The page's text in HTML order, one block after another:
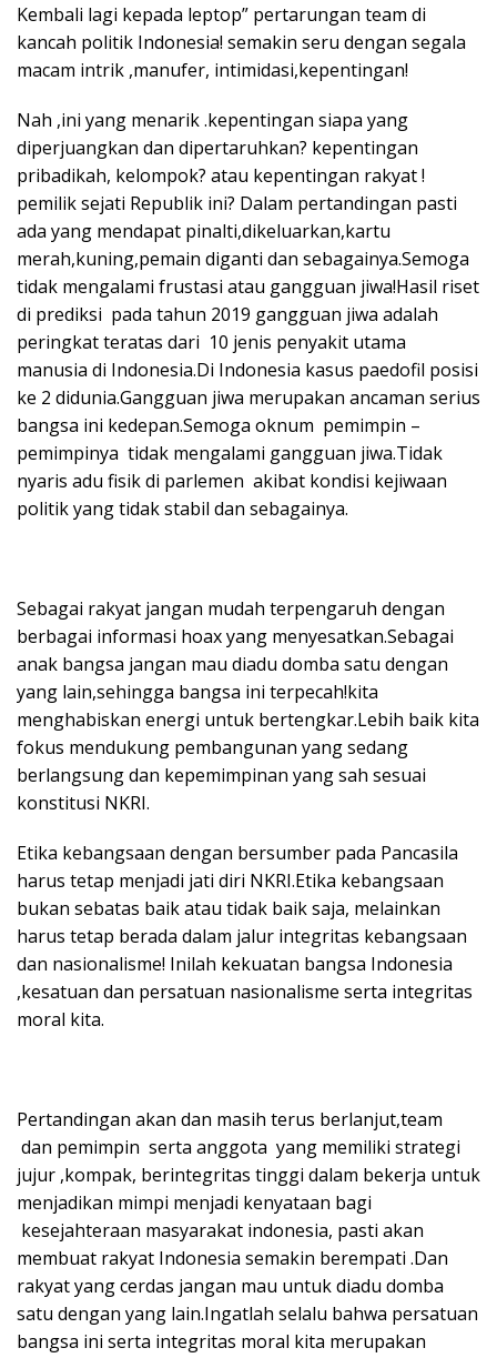
Kembali lagi kepada leptop” pertarungan team di
kancah politik Indonesia! semakin seru dengan segala
macam intrik ,manufer, intimidasi,kepentingan!
Nah ,ini yang menarik .kepentingan siapa yang
diperjuangkan dan dipertaruhkan? kepentingan
pribadikah, kelompok? atau kepentingan rakyat !
pemilik sejati Republik ini? Dalam pertandingan pasti
ada yang mendapat pinalti,dikeluarkan,kartu
merah,kuning,pemain diganti dan sebagainya.Semoga
tidak mengalami frustasi atau gangguan jiwa!Hasil riset
di prediksi pada tahun 2019 gangguan jiwa adalah
peringkat teratas dari 10 jenis penyakit utama
manusia di Indonesia.Di Indonesia kasus paedofil posisi
ke 2 didunia.Gangguan jiwa merupakan ancaman serius
bangsa ini kedepan.Semoga oknum pemimpin –
pemimpinya tidak mengalami gangguan jiwa.Tidak
nyaris adu fisik di parlemen akibat kondisi kejiwaan
politik yang tidak stabil dan sebagainya.
Sebagai rakyat jangan mudah terpengaruh dengan
berbagai informasi hoax yang menyesatkan.Sebagai
anak bangsa jangan mau diadu domba satu dengan
yang lain,sehingga bangsa ini terpecah!kita
menghabiskan energi untuk bertengkar.Lebih baik kita
fokus mendukung pembangunan yang sedang
berlangsung dan kepemimpinan yang sah sesuai
konstitusi NKRI.
Etika kebangsaan dengan bersumber pada Pancasila
harus tetap menjadi jati diri NKRI.Etika kebangsaan
bukan sebatas baik atau tidak baik saja, melainkan
harus tetap berada dalam jalur integritas kebangsaan
dan nasionalisme! Inilah kekuatan bangsa Indonesia
,kesatuan dan persatuan nasionalisme serta integritas
moral kita.
Pertandingan akan dan masih terus berlanjut,team
dan pemimpin serta anggota yang memiliki strategi
jujur ,kompak, berintegritas tinggi dalam bekerja untuk
menjadikan mimpi menjadi kenyataan bagi
kesejahteraan masyarakat indonesia, pasti akan
membuat rakyat Indonesia semakin berempati .Dan
rakyat yang cerdas jangan mau untuk diadu domba
satu dengan yang lain.Ingatlah selalu bahwa persatuan
bangsa ini serta integritas moral kita merupakan